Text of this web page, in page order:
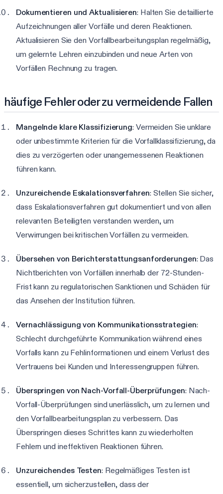
Dokumentieren und Aktualisieren: Halten Sie detaillierte
Aufzeichnungen aller Vorfälle und deren Reaktionen.
Aktualisieren Sie den Vorfallbearbeitungsplan regelmäßig,
um gelernte Lehren einzubinden und neue Arten von
Vorfällen Rechnung zu tragen.
häufige Fehler oder zu vermeidende Fallen
Mangelnde klare Klassifizierung: Vermeiden Sie unklare
oder unbestimmte Kriterien für die Vorfallklassifizierung, da
dies zu verzögerten oder unangemessenen Reaktionen
führen kann.
Unzureichende Eskalationsverfahren: Stellen Sie sicher,
dass Eskalationsverfahren gut dokumentiert und von allen
relevanten Beteiligten verstanden werden, um
Verwirrungen bei kritischen Vorfällen zu vermeiden.
Übersehen von Berichterstattungsanforderungen: Das
Nichtberichten von Vorfällen innerhalb der 72-Stunden-
Frist kann zu regulatorischen Sanktionen und Schäden für
das Ansehen der Institution führen.
Vernachlässigung von Kommunikationsstrategien:
Schlecht durchgeführte Kommunikation während eines
Vorfalls kann zu Fehlinformationen und einem Verlust des
Vertrauens bei Kunden und Interessengruppen führen.
Überspringen von Nach-Vorfall-Überprüfungen: Nach-
Vorfall-Überprüfungen sind unerlässlich, um zu lernen und
den Vorfallbearbeitungsplan zu verbessern. Das
Überspringen dieses Schrittes kann zu wiederholten
Fehlern und ineffektiven Reaktionen führen.
Unzureichendes Testen: Regelmäßiges Testen ist
essentiell, um sicherzustellen, dass der